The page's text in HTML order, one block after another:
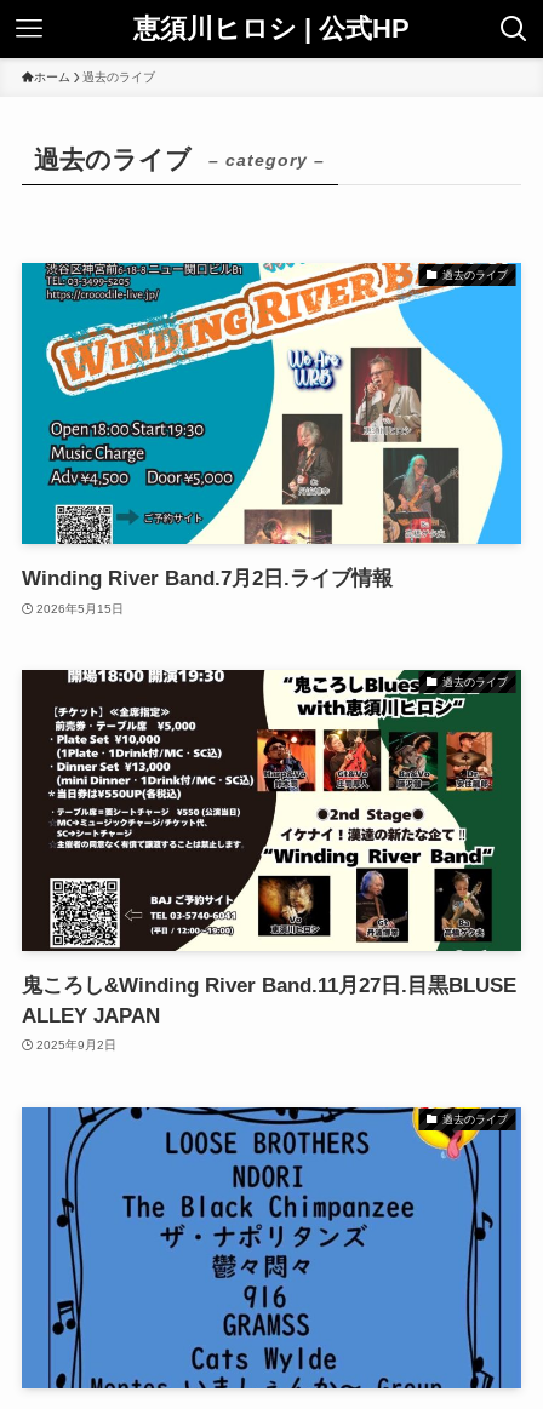
恵須川ヒロシ | 公式HP
ホーム 過去のライブ
過去のライブ – category –
過去のライブ
Winding River Band.7月2日.ライブ情報
2026年5月15日
過去のライブ
鬼ころし&Winding River Band.11月27日.目黒BLUSE
ALLEY JAPAN
2025年9月2日
過去のライブ